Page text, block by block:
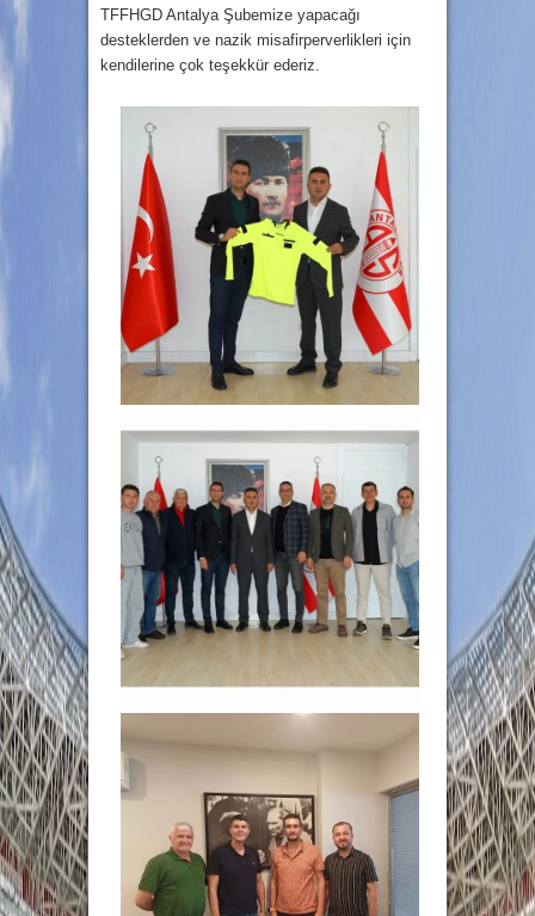
TFFHGD Antalya Şubemize yapacağı
desteklerden ve nazik misafirperverlikleri için
kendilerine çok teşekkür ederiz.